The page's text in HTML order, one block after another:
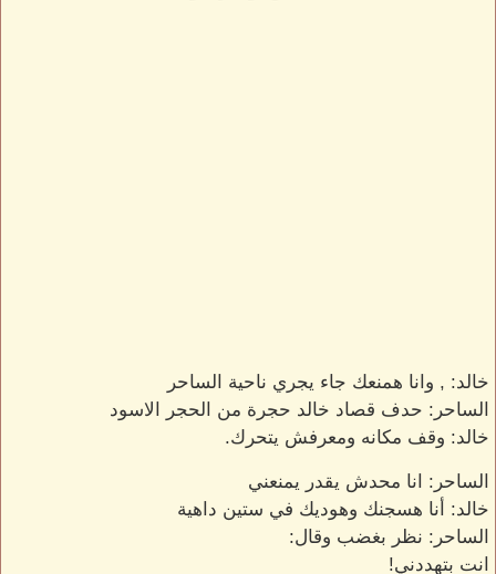
خالد: , وانا همنعك جاء يجري ناحية الساحر
الساحر: حدف قصاد خالد حجرة من الحجر الاسود
خالد: وقف مكانه ومعرفش يتحرك.
الساحر: انا محدش يقدر يمنعني
خالد: أنا هسجنك وهوديك في ستين داهية
الساحر: نظر بغضب وقال:
انت بتهددني!